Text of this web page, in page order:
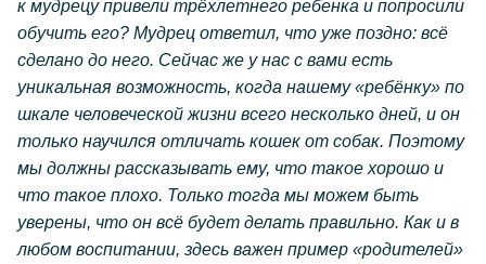
к мудрецу привели трёхлетнего ребенка и попросили
обучить его? Мудрец ответил, что уже поздно: всё
сделано до него. Сейчас же у нас с вами есть
уникальная возможность, когда нашему «ребёнку» по
шкале человеческой жизни всего несколько дней, и он
только научился отличать кошек от собак. Поэтому
мы должны рассказывать ему, что такое хорошо и
что такое плохо. Только тогда мы можем быть
уверены, что он всё будет делать правильно. Как и в
любом воспитании, здесь важен пример «родителей»